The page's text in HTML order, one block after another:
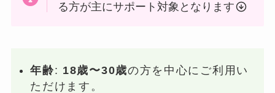
る方が主にサポート対象となります
年齢: 18歳〜30歳の方を中心にご利用い
ただけます。